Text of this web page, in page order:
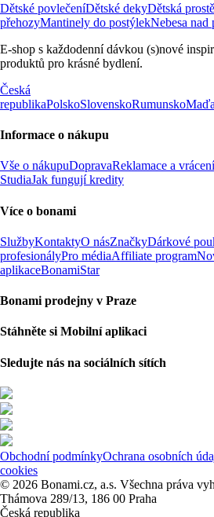
Dětské povlečeníDětské dekyDětská
přehozyMantinely do postýlekNebesa nad
E-shop s každodenní dávkou (s)nové
produktů pro krásné bydlení.
Česká
republikaPolskoSlovenskoRumunsko
Informace o nákupu
Vše o nákupuDopravaReklamace a vrácení
StudiaJak fungují kredity
Více o bonami
SlužbyKontaktyO násZnačkyDárkové
profesionályPro médiaAffiliate program
aplikaceBonamiStar
Bonami prodejny v Praze
Stáhněte si Mobilní aplikaci
Sledujte nás na sociálních sítích
Obchodní podmínkyOchrana osobních
cookies
© 2026 Bonami.cz, a.s. Všechna práva
Thámova 289/13, 186 00 Praha
Česká republika